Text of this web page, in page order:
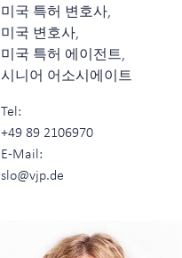
미국 특허 변호사,
미국 변호사,
미국 특허 에이전트,
시니어 어소시에이트
Tel:
+49 89 2106970
E-Mail:
slo@vjp.de